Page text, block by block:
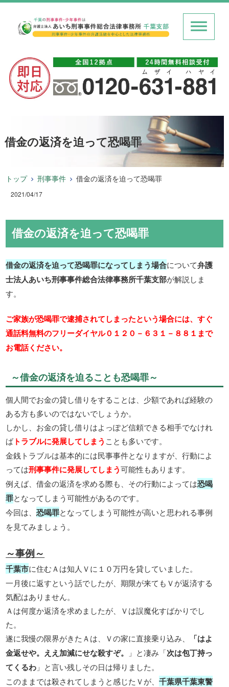
借金の返済を迫って恐喝罪
トップ 刑事事件 借金の返済を迫って恐喝罪
2021/04/17
借金の返済を迫って恐喝罪
借金の返済を迫って恐喝罪になってしまう場合について弁護
士法人あいち刑事事件総合法律事務所千葉支部が解説しま
す。
ご家族が恐喝罪で逮捕されてしまったという場合には、すぐ
通話料無料のフリーダイヤル０１２０－６３１－８８１まで
お電話ください。
～借金の返済を迫ることも恐喝罪～
個人間でお金の貸し借りをすることは、少額であれば経験の
ある方も多いのではないでしょうか。
しかし、お金の貸し借りはよっぽど信頼できる相手でなけれ
ばトラブルに発展してしまう ことも多いです。
金銭トラブルは基本的には民事事件となりますが、行動によ
っては刑事事件に発展してしまう可能性もあります。
例えば、借金の返済を求める際も、その行動によっては恐喝
罪となってしまう可能性があるのです。
今回は、恐喝罪となってしまう可能性が高いと思われる事例
を見てみましょう。
～事例～
千葉市に住むＡは知人Ｖに１０万円を貸していました。
一月後に返すという話でしたが、期限が来てもＶが返済する
気配はありません。
Ａは何度か返済を求めましたが、Ｖは誤魔化すばかりでし
た。
遂に我慢の限界がきたＡは、Ｖの家に直接乗り込み、
「はよ
金返せや。ええ加減にせな殺すぞ。
」と凄み「次は包丁持っ
てくるわ 」と言い残しその日は帰りました。
このままでは殺されてしまうと感じたＶが、千葉県千葉東警